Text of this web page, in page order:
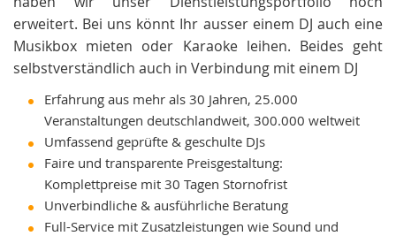
erweitert. Bei uns könnt Ihr ausser einem DJ auch eine
Musikbox mieten oder Karaoke leihen. Beides geht
selbstverständlich auch in Verbindung mit einem DJ
Erfahrung aus mehr als 30 Jahren, 25.000
Veranstaltungen deutschlandweit, 300.000 weltweit
Umfassend geprüfte & geschulte DJs
Faire und transparente Preisgestaltung:
Komplettpreise mit 30 Tagen Stornofrist
Unverbindliche & ausführliche Beratung
Full-Service mit Zusatzleistungen wie Sound und